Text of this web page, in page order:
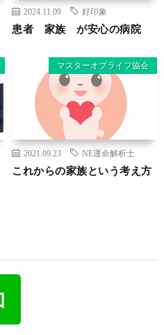
2024.11.09 好印象
患者 家族 が安心の病院
マスターオブライフ協会
2021.09.23 NE運命解析士
これからの家族という考え方